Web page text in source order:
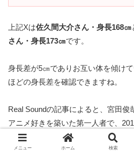
上記Xは佐久間大介さん・身長168㎝
さん・身長173㎝です。
身長差が5㎝でありお互い体を傾け
ほどの身長差を確認できますね。
Real Soundの記事によると、宮田俊
アニメ好きを築いた第一人者で、
子無き牢獄』で共演で佐久間大介
メニュー ホーム 検索